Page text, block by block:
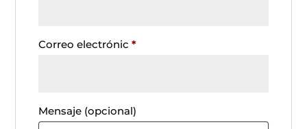
Correo electrónic*
Mensaje (opcional)